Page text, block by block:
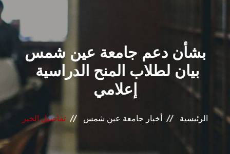
القطاعـات
الشئون الأكاديمية
البحث العلمي
المراكز والوحدات
بشأن دعم جامعة عين شمس
لطلاب المنح الدراسية ‏‎‎ بيان
الرئيسية أخبار جامعة عين شمس تفاصيل الخبر